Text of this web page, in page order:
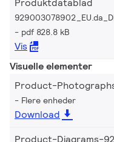
Produktdatablad
pdf 828.8 kB
Vis
Visuelle elementer
Product-
Flere enheder
Download
Product-Diagrams-